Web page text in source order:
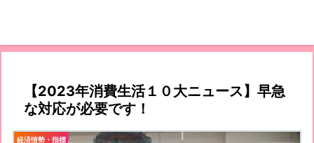
【2023年消費生活１０大ニュース】早急
な対応が必要です！
経済情勢・指標